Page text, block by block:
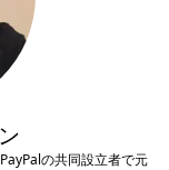
の共同設立者で元